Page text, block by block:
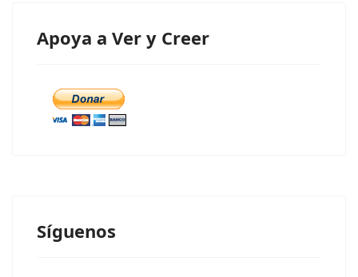
Apoya a Ver y Creer
Síguenos